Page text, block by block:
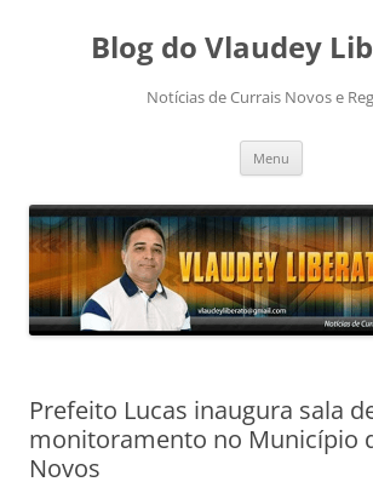
conteúdoBlog do Vlaudey
Notícias de Currais Novos e
Menu
Prefeito Lucas inaugura sala
monitoramento no Município
Novos